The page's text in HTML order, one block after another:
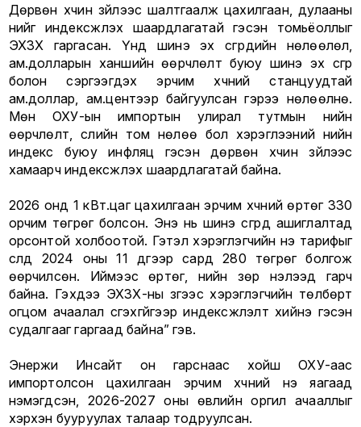
Дөрвөн хүчин зүйлээс шалтгаалж цахилгаан, дулааны
үнийг индексжүүлэх шаардлагатай гэсэн томьёоллыг
ЭХЗХ гаргасан. Үүнд шинэ эх үүсгүүрүүдийн нөлөөлөл,
ам.долларын ханшийн өөрчлөлт буюу шинэ эх үүсгүүр
болон сэргээгдэх эрчим хүчний станцуудтай
ам.доллар, ам.центээр байгуулсан гэрээ нөлөөлнө.
Мөн ОХУ-ын импортын улирал тутмын үнийн
өөрчлөлт, сүүлийн том нөлөө бол хэрэглээний үнийн
индекс буюу инфляц гэсэн дөрвөн хүчин зүйлээс
хамаарч индексжүүлэх шаардлагатай байна.
2026 онд 1 кВт.цаг цахилгаан эрчим хүчний өртөг 330
орчим төгрөг болсон. Энэ нь шинэ үүсгүүрүүд ашиглалтад
орсонтой холбоотой. Гэтэл хэрэглэгчийн үнэ тарифыг
сүүлд 2024 оны 11 дүгээр сард 280 төгрөг болгож
өөрчилсөн. Иймээс өртөг, үнийн зөрүү нэлээд гарч
байна. Гэхдээ ЭХЗХ-ны зүгээс хэрэглэгчийн төлбөрт
огцом ачаалал үүсгэхгүйгээр индексжүүлэлт хийнэ гэсэн
судалгааг гаргаад байна” гэв.
Энержи Инсайт он гарснаас хойш ОХУ-аас
импортолсон цахилгаан эрчим хүчний үнэ яагаад
нэмэгдсэн, 2026-2027 оны өвлийн оргил ачааллыг
хэрхэн бууруулах талаар тодруулсан.